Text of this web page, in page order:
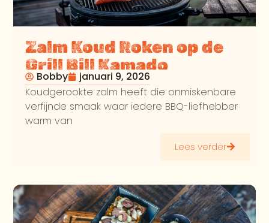
Zalm Koud Roken op de
Grill Bill Kamado
Bobby
januari 9, 2026
Koudgerookte zalm heeft die onmiskenbare
verfijnde smaak waar iedere BBQ-liefhebber
warm van
Lees verder